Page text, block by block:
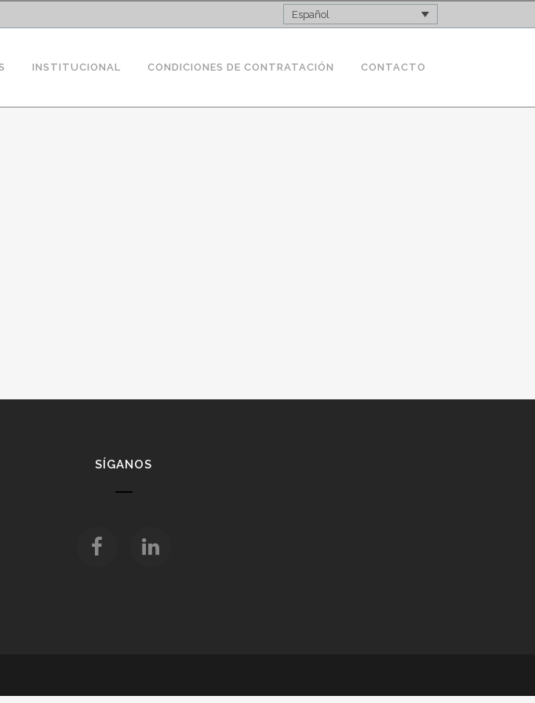
Español
INSTITUCIONAL CONDICIONES DE CONTRATACIÓN CONTACTO
SÍGANOS